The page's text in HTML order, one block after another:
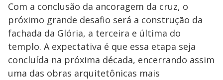
Com a conclusão da ancoragem da cruz, o
próximo grande desafio será a construção da
fachada da Glória, a terceira e última do
templo. A expectativa é que essa etapa seja
concluída na próxima década, encerrando assim
uma das obras arquitetônicas mais